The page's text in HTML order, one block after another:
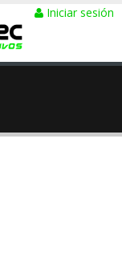
Iniciar sesión